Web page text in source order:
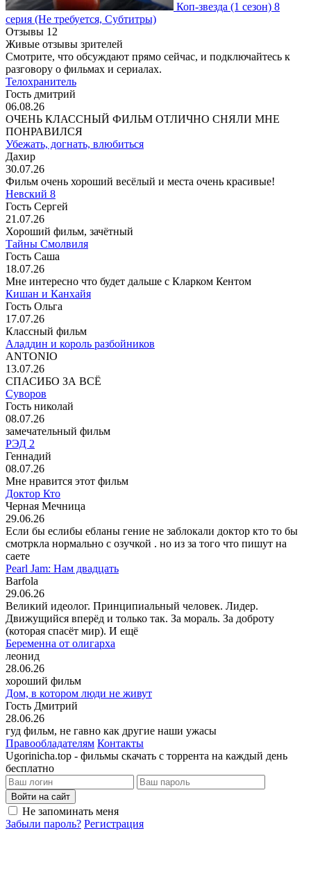
Коп-звезда (1 сезон) 8
серия (Не требуется, Субтитры)
Отзывы 12
Живые отзывы зрителей
Смотрите, что обсуждают прямо сейчас, и подключайтесь к
разговору о фильмах и сериалах.
Телохранитель
Гость дмитрий
06.08.26
ОЧЕНЬ КЛАССНЫЙ ФИЛЬМ ОТЛИЧНО СНЯЛИ МНЕ
ПОНРАВИЛСЯ
Убежать, догнать, влюбиться
Дахир
30.07.26
Фильм очень хороший весёлый и места очень красивые!
Невский 8
Гость Сергей
21.07.26
Хороший фильм, зачётный
Тайны Смолвиля
Гость Саша
18.07.26
Мне интересно что будет дальше с Кларком Кентом
Кишан и Канхайя
Гость Ольга
17.07.26
Классный фильм
Аладдин и король разбойников
ANTONIO
13.07.26
СПАСИБО ЗА ВСЁ
Суворов
Гость николай
08.07.26
замечательный фильм
РЭД 2
Геннадий
08.07.26
Мне нравится этот фильм
Доктор Кто
Черная Мечница
29.06.26
Если бы еслибы ебланы гение не заблокали доктор кто то бы
смотркла нормально с озучкой . но из за того что пишут на
саете
Pearl Jam: Нам двадцать
Barfola
29.06.26
Великий идеолог. Принципиальный человек. Лидер.
Движущийся вперёд и только так. За мораль. За доброту
(которая спасёт мир). И ещё
Беременна от олигарха
леонид
28.06.26
хороший фильм
Дом, в котором люди не живут
Гость Дмитрий
28.06.26
гуд фильм, не гавно как другие наши ужасы
Правообладателям Контакты
Ugorinicha.top - фильмы скачать с торрента на каждый день
бесплатно
Войти на сайт
Не запоминать меня
Забыли пароль? Регистрация